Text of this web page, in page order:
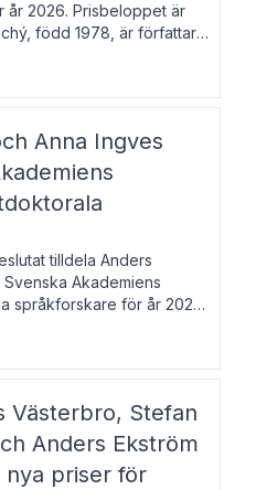
år 2026. Prisbeloppet är
född 1978, är författare
2005 med den
l
Anna Ingves
tilldela Anders
Akademiens
språkforskare för år 2026.
kronor per mottagare.
är universitet
Västerbro, Stefan
Anders Ekström
nya priser för